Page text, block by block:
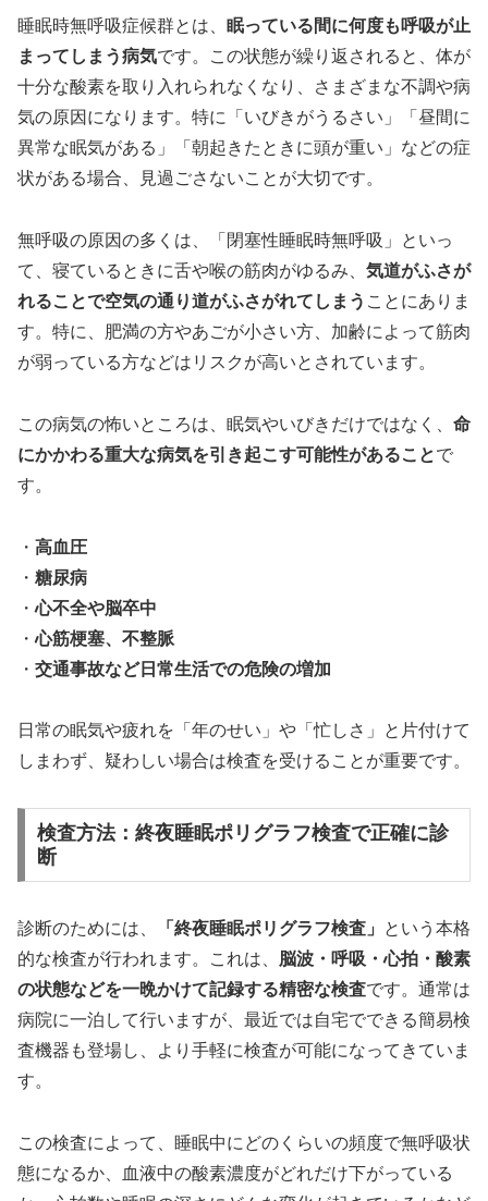
睡眠時無呼吸症候群とは、 眠っている間に何度も呼吸が止
まってしまう病気です。この状態が繰り返されると、体が
十分な酸素を取り入れられなくなり、さまざまな不調や病
気の原因になります。特に「いびきがうるさい」「昼間に
異常な眠気がある」「朝起きたときに頭が重い」などの症
状がある場合、見過ごさないことが大切です。
無呼吸の原因の多くは、「閉塞性睡眠時無呼吸」といっ
て、寝ているときに舌や喉の筋肉がゆるみ、 気道がふさが
れることで空気の通り道がふさがれてしまう ことにありま
す。特に、肥満の方やあごが小さい方、加齢によって筋肉
が弱っている方などはリスクが高いとされています。
この病気の怖いところは、眠気やいびきだけではなく、 命
にかかわる重大な病気を引き起こす可能性があることで
す。
・ 高血圧
・ 糖尿病
・心不全や脳卒中
・心筋梗塞、不整脈
・ 交通事故など日常生活での危険の増加
日常の眠気や疲れを「年のせい」や「忙しさ」と片付けて
しまわず、疑わしい場合は検査を受けることが重要です。
検査方法：終夜睡眠ポリグラフ検査で正確に診
断
診断のためには、 「終夜睡眠ポリグラフ検査」
という本格
的な検査が行われます。これは、 脳波・呼吸・心拍・酸素
の状態などを一晩かけて記録する精密な検査です。通常は
病院に一泊して行いますが、最近では自宅でできる簡易検
査機器も登場し、より手軽に検査が可能になってきていま
す。
この検査によって、睡眠中にどのくらいの頻度で無呼吸状
態になるか、血液中の酸素濃度がどれだけ下がっている